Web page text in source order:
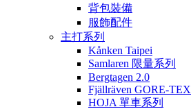
背包裝備
服飾配件
主打系列
Kånken Taipei
Samlaren 限量系列
Bergtagen 2.0
Fjällräven GORE-TEX
HOJA 單車系列